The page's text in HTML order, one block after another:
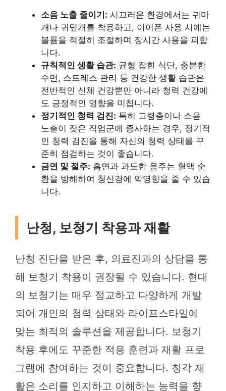
소음 노출 줄이기: 시끄러운 환경에서는 귀마
개나 귀덮개를 착용하고, 이어폰 사용 시에는
볼륨을 적절히 조절하며 장시간 사용을 피합
니다.
규칙적인 생활 습관: 균형 잡힌 식단, 충분한
수면, 스트레스 관리 등 건강한 생활 습관은
전반적인 신체 건강뿐만 아니라 청력 건강에
도 긍정적인 영향을 미칩니다.
정기적인 청력 검진: 특히 고령층이나 소음
노출이 잦은 직업군에 종사하는 경우, 정기적
인 청력 검진을 통해 자신의 청력 상태를 꾸
준히 점검하는 것이 좋습니다.
금연 및 절주: 흡연과 과도한 음주는 혈액 순
환을 방해하여 청신경에 악영향을 줄 수 있습
니다.
난청, 보청기 착용과 재활
난청 진단을 받은 후, 의료진과의 상담을 통
해 보청기 착용이 권장될 수 있습니다. 현대
의 보청기는 매우 정교하고 다양하게 개발
되어 개인의 청력 상태와 라이프스타일에
맞는 최적의 솔루션을 제공합니다. 보청기
착용 후에도 꾸준한 적응 훈련과 재활 프로
그램에 참여하는 것이 중요합니다. 청각 재
활은 소리를 인지하고 이해하는 능력을 향